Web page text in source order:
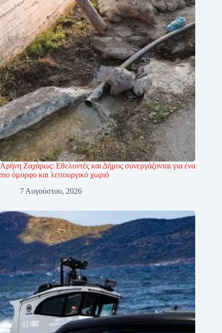
Αρήνη Ζαχάρως: Εθελοντές και Δήμος συνεργάζονται για ένα
πιο όμορφο και λειτουργικό χωριό
7 Αυγούστου, 2026